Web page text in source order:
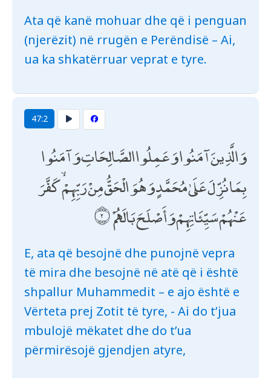
Ata që kanë mohuar dhe që i penguan
(njerëzit) në rrugën e Perëndisë – Ai,
ua ka shkatërruar veprat e tyre.
47:2
وَالَّذِينَ آمَنُوا وَعَمِلُوا الصَّالِحَاتِ وَآمَنُوا
بِمَا نُزِّلَ عَلَىٰ مُحَمَّدٍ وَهُوَ الْحَقُّ مِنْ رَبِّهِمْ ۙ كَفَّرَ
عَنْهُمْ سَيِّئَاتِهِمْ وَأَصْلَحَ بَالَهُمْ
E, ata që besojnë dhe punojnë vepra
të mira dhe besojnë në atë që i është
shpallur Muhammedit – e ajo është e
Vërteta prej Zotit të tyre, - Ai do t’jua
mbulojë mëkatet dhe do t’ua
përmirësojë gjendjen atyre,